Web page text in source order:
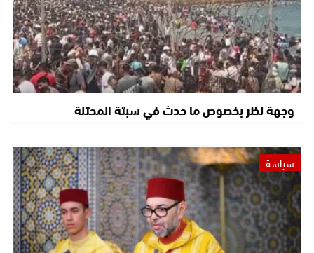
وجهة نظر بخصوص ما حدث في سبتة المحتلة
سياسة